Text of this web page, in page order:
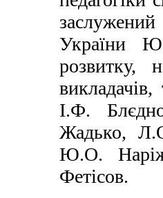
України
розвитку,
І.Ф.
Жадько,
Ю.О.
Фетісов.